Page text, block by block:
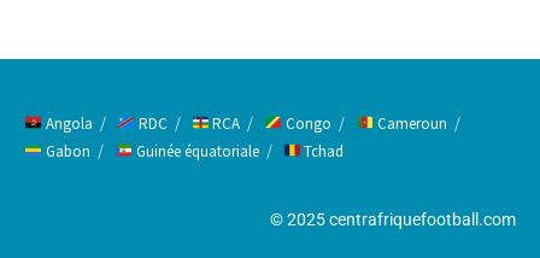
Angola RDC RCA Congo
Cameroun
Gabon
Guinée équatoriale Tchad
© 2025 centrafriquefootball.com